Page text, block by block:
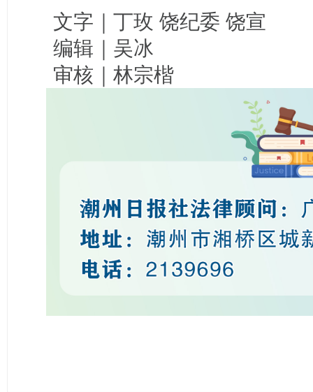
文字｜丁玫 饶纪委 饶宣
编辑｜吴冰
审核｜林宗楷